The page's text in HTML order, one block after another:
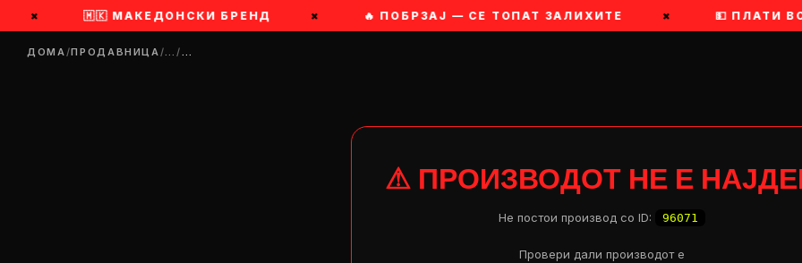
× 🇲🇰 МАКЕДОНСКИ БРЕНД × 🔥 ПОБРЗАЈ — СЕ ТОПАТ ЗАЛИХИТЕ × 💵 ПЛАТИ
ДОМА/ПРОДАВНИЦА/…/…
⚠ ПРОИЗВОДОТ НЕ Е
Не постои производ со ID: 96071
Провери дали производот e